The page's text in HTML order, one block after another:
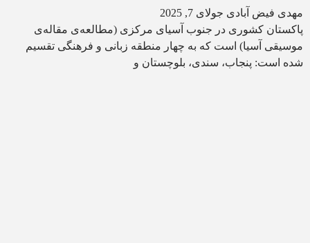
مهدی فیض آبادی جولای 7, 2025
پاکستان کشوری در جنوب آسیای مرکزی (مطالعه‌ی مقاله‌ی
موسیقی آسیا) است که به چهار منطقه زبانی و فرهنگی تقسیم
شده است: پنجاب، سندی، بلوچستان و